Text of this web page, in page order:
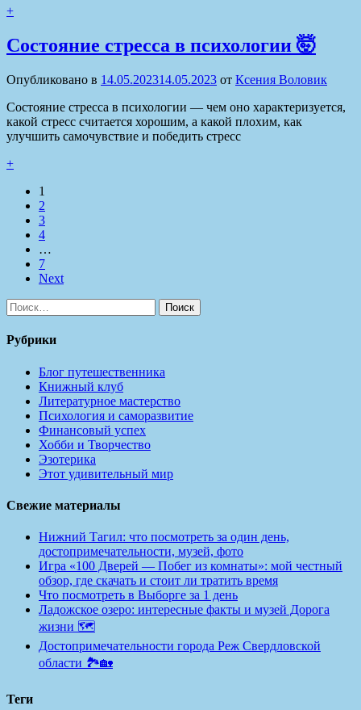
+
Состояние стресса в психологии 🤯
Опубликовано в 14.05.202314.05.2023 от Ксения Воловик
Состояние стресса в психологии — чем оно характеризуется,
какой стресс считается хорошим, а какой плохим, как
улучшить самочувствие и победить стресс
+
1
2
3
4
…
7
Next
Найти:
Рубрики
Блог путешественника
Книжный клуб
Литературное мастерство
Психология и саморазвитие
Финансовый успех
Хобби и Творчество
Эзотерика
Этот удивительный мир
Свежие материалы
Нижний Тагил: что посмотреть за один день,
достопримечательности, музей, фото
Игра «100 Дверей — Побег из комнаты»: мой честный
обзор, где скачать и стоит ли тратить время
Что посмотреть в Выборге за 1 день
Ладожское озеро: интересные факты и музей Дорога
жизни 🗺️
Достопримечательности города Реж Свердловской
области 🏞️🏡
Теги